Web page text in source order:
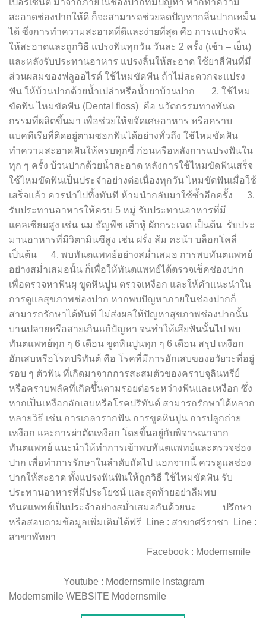
เปอร์เซ็นต์ มาจากภายในช่องปากที่มีปัญหา หากทำความ
สะอาดช่องปากให้ดี ก็จะสามารถช่วยลดปัญหากลิ่นปากเหม็น
ได้ ซึ่งการทำความสะอาดที่ดีและง่ายที่สุด คือ การแปรงฟัน
ให้สะอาดและถูกวิธี แปรงฟันทุกวัน วันละ 2 ครั้ง (เช้า – เย็น)
และหลังรับประทานอาหาร แปรงลิ้นให้สะอาด ใช้ยาสีฟันที่มี
ส่วนผสมของฟลูออไรด์ ใช้ไหมขัดฟัน ถ้าไม่สะดวกจะแปรง
ฟัน ให้บ้วนปากด้วยน้ำเปล่าหรือน้ำยาบ้วนปาก 2. ใช้ไหม
ขัดฟัน ไหมขัดฟัน (Dental floss) คือ นวัตกรรมทางทันต
กรรมที่ผลิตขึ้นมา เพื่อช่วยให้ขจัดเศษอาหาร หรือคราบ
แบคทีเรียที่ติดอยู่ตามซอกฟันได้อย่างทั่วถึง ใช้ไหมขัดฟัน
ทำความสะอาดฟันให้ครบทุกซี่ ก่อนหรือหลังการแปรงฟันใน
ทุก ๆ ครั้ง บ้วนปากด้วยน้ำสะอาด หลังการใช้ไหมขัดฟันเสร็จ
ใช้ไหมขัดฟันเป็นประจำอย่างต่อเนื่องทุกวัน ไหมขัดฟันเมื่อใช้
เสร็จแล้ว ควรนำไปทิ้งทันที ห้ามนำกลับมาใช้ซ้ำอีกครั้ง 3.
รับประทานอาหารให้ครบ 5 หมู่ รับประทานอาหารที่มี
แคลเซียมสูง เช่น นม ธัญพืช เต้าหู้ ผักกระเฉด เป็นต้น รับประ
มานอาหารที่มีวิตามินซีสูง เช่น ฝรั่ง ส้ม คะน้า บล็อกโคลี่
เป็นต้น 4. พบทันตแพทย์อย่างสม่ำเสมอ การพบทันตแพทย์
อย่างสม่ำเสมอนั้น ก็เพื่อให้ทันตแพทย์ได้ตรวจเช็คช่องปาก
เพื่อตรวจหาฟันผุ ขูดหินปูน ตรวจเหงือก และให้คำแนะนำใน
การดูแลสุขภาพช่องปาก หากพบปัญหาภายในช่องปากก็
สามารถรักษาได้ทันที ไม่ส่งผลให้ปัญหาสุขภาพช่องปากนั้น
บานปลายหรือสายเกินแก้ปัญหา จนทำให้เสียฟันนั้นไป พบ
ทันตแพทย์ทุก ๆ 6 เดือน ขูดหินปูนทุก ๆ 6 เดือน สรุป เหงือก
อักเสบหรือโรคปริทันต์ คือ โรคที่มีการอักเสบของอวัยวะที่อยู่
รอบ ๆ ตัวฟัน ที่เกิดมาจากการสะสมตัวของคราบจุลินทรีย์
หรือคราบพลัคที่เกิดขึ้นตามรอยต่อระหว่างฟันและเหงือก ซึ่ง
หากเป็นเหงือกอักเสบหรือโรคปริทันต์ สามารถรักษาได้หลาก
หลายวิธี เช่น การเกลารากฟัน การขูดหินปูน การปลูกถ่าย
เหงือก และการผ่าตัดเหงือก โดยขึ้นอยู่กับพิจารณาจาก
ทันตแพทย์ แนะนำให้ทำการเข้าพบทันตแพทย์และตรวจช่อง
ปาก เพื่อทำการรักษาในลำดับถัดไป นอกจากนี้ ควรดูแลช่อง
ปากให้สะอาด ทั้งแปรงฟันฟันให้ถูกวิธี ใช้ไหมขัดฟัน รับ
ประทานอาหารที่มีประโยชน์ และสุดท้ายอย่าลืมพบ
ทันตแพทย์เป็นประจำอย่างสม่ำเสมอกันด้วยนะ ปรึกษา
หรือสอบถามข้อมูลเพิ่มเติมได้ฟรี Line : สาขาศรีราชา Line :
สาขาพัทยา
Facebook : Modernsmile
Youtube : Modernsmile Instagram
Modernsmile WEBSITE Modernsmile